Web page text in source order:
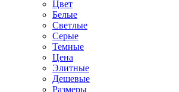
Цвет
Белые
Светлые
Серые
Темные
Цена
Элитные
Дешевые
Размеры